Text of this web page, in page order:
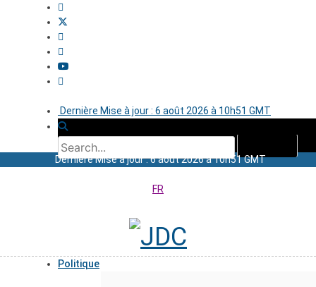
Dernière Mise à jour : 6 août 2026 à 10h51 GMT
Dernière Mise à jour : 6 août 2026 à 10h51 GMT
FR
Politique